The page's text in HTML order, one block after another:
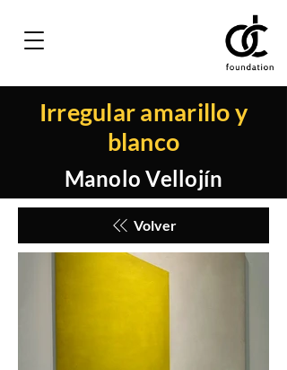
Irregular amarillo y
blanco
Manolo Vellojín
Volver